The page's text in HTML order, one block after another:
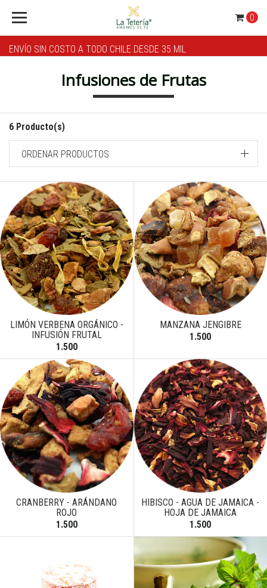
ENVÍO SIN COSTO A TODO CHILE DESDE 35 MIL
0
Infusiones de Frutas
6 Producto(s)
ORDENAR PRODUCTOS
LIMÓN VERBENA ORGÁNICO -
INFUSIÓN FRUTAL
1.500
MANZANA JENGIBRE
1.500
CRANBERRY - ARÁNDANO
ROJO
1.500
HIBISCO - AGUA DE JAMAICA -
HOJA DE JAMAICA
1.500